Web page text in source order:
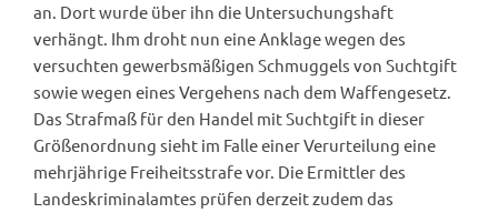
an. Dort wurde über ihn die Untersuchungshaft
verhängt. Ihm droht nun eine Anklage wegen des
versuchten gewerbsmäßigen Schmuggels von Suchtgift
sowie wegen eines Vergehens nach dem Waffengesetz.
Das Strafmaß für den Handel mit Suchtgift in dieser
Größenordnung sieht im Falle einer Verurteilung eine
mehrjährige Freiheitsstrafe vor. Die Ermittler des
Landeskriminalamtes prüfen derzeit zudem das